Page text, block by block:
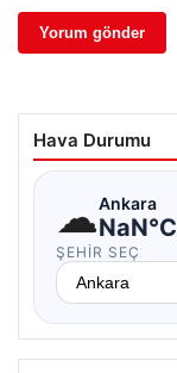
Hava Durumu
☁Ankara
NaN°C
ŞEHIR SEÇ